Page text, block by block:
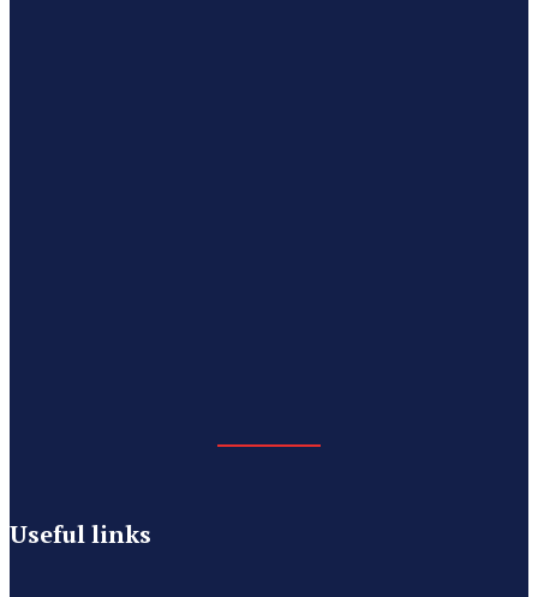
Useful links